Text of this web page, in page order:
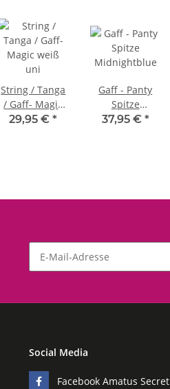
String / Tanga
/ Gaff- Magic
weiß uni
29,95 €*
Gaff - Panty
Spitze
Midnightblue
37,95 € *
Social Media
Facebook Amatus Secret